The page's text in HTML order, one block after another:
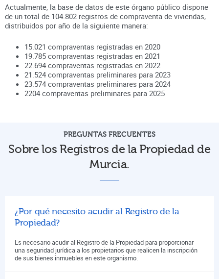
Actualmente, la base de datos de este órgano público dispone
de un total de 104.802 registros de compraventa de viviendas,
distribuidos por año de la siguiente manera:
15.021 compraventas registradas en 2020
19.785 compraventas registradas en 2021
22.694 compraventas registradas en 2022
21.524 compraventas preliminares para 2023
23.574 compraventas preliminares para 2024
2204 compraventas preliminares para 2025
PREGUNTAS FRECUENTES
Sobre los Registros de la Propiedad de
Murcia.
¿Por qué necesito acudir al Registro de la
Propiedad?
Es necesario acudir al Registro de la Propiedad para proporcionar
una seguridad jurídica a los propietarios que realicen la inscripción
de sus bienes inmuebles en este organismo.